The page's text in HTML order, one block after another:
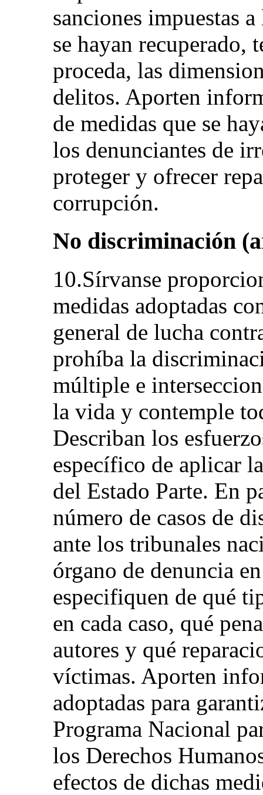
sanciones impuestas
se hayan recuperado,
proceda, las
delitos. Aporten
de medidas que se
los denunciantes de
proteger y ofrecer
corrupción.
No discriminación
10.Sírvanse
medidas adoptadas
general de lucha
prohíba la
múltiple e
la vida y contemple
Describan los
específico de aplicar
del Estado Parte. En
número de casos de
ante los tribunales
órgano de denuncia
especifiquen de qué
en cada caso, qué
autores y qué
víctimas. Aporten
adoptadas para
Programa Nacional
los Derechos
efectos de dichas